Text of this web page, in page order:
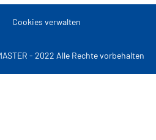
Cookies verwalten
- 2022 Alle Rechte vorbehalten